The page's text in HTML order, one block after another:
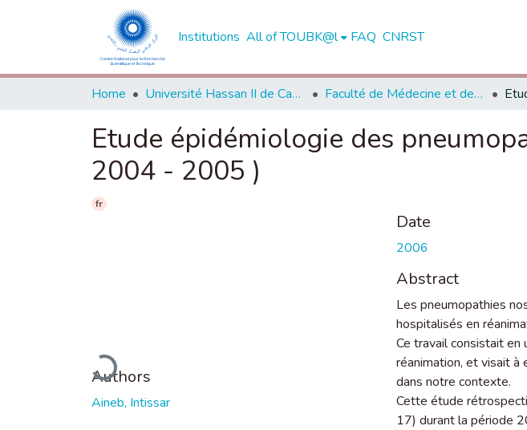
Institutions All of TOUBK@l FAQ CNRST
Home Université Hassan II de Casablanca Faculté de Médecine et de Pharmacie - Casablanca
Etude épidémiologie des
2004 - 2005 )
fr
Loading...
Authors
Aineb, Intissar
Date
2006
Abstract
Les pneumopathies
hospitalisés en
Ce travail consistait en
réanimation, et visait à
dans notre contexte.
Cette étude
17) durant la période